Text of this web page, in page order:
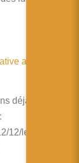
aux Google
déjà parler de
12/les-